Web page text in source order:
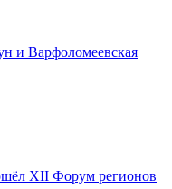
и Варфоломеевская
XII Форум регионов